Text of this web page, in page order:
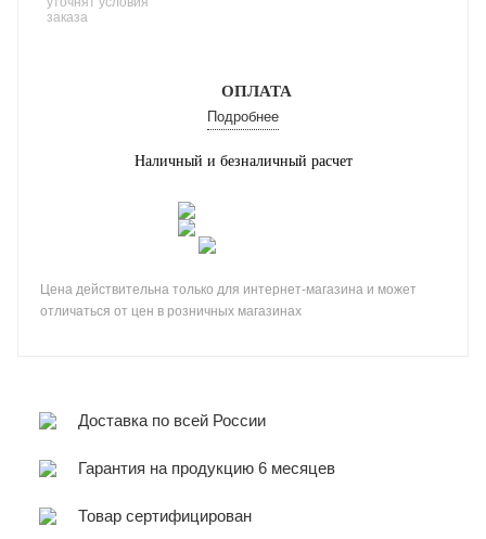
заказа
ОПЛАТА
Подробнее
Наличный и безналичный расчет
Цена действительна только для интернет-магазина и может
отличаться от цен в розничных магазинах
Доставка по всей России
Гарантия на продукцию 6 месяцев
Товар сертифицирован